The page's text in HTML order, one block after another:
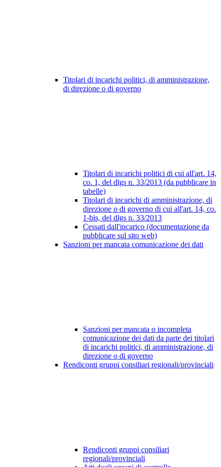
Titolari di incarichi politici, di amministrazione,
di direzione o di governo
Titolari di incarichi politici di cui all'art. 14,
co. 1, del dlgs n. 33/2013 (da pubblicare in
tabelle)
Titolari di incarichi di amministrazione, di
direzione o di governo di cui all'art. 14, co.
1-bis, del dlgs n. 33/2013
Cessati dall'incarico (documentazione da
pubblicare sul sito web)
Sanzioni per mancata comunicazione dei dati
Sanzioni per mancata o incompleta
comunicazione dei dati da parte dei titolari
di incarichi politici, di amministrazione, di
direzione o di governo
Rendiconti gruppi consiliari regionali/provinciali
Rendiconti gruppi consiliari
regionali/provinciali